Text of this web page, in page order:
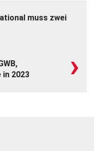
muss zwei
2023
›